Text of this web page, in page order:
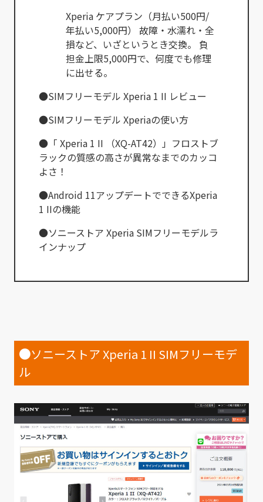
Xperia ケアプラン（月払い500円/
年払い5,000円） 故障・水濡れ・全
損など、いざというとき交換。 負
担金上限5,000円で、何度でも修理
に出せる。
●SIMフリーモデル Xperia 1 II レビュー
●SIMフリーモデル Xperiaの使い方
●「 Xperia 1 II （XQ-AT42）」フロストブ
ラックの質感の高さが異常なまでのカッコ
よさ！
●Android 11アップデートでできるXperia
1 IIの機能
●ソニーストア Xperia SIMフリーモデルラ
インナップ
●ソニーストア Xperia 1 II SIMフリーモデ
ル